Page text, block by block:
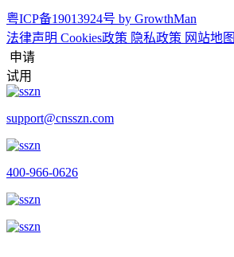
粤ICP备19013924号 by GrowthMan
法律声明 Cookies政策 隐私政策 网站地图
申请
试用
support@cnsszn.com
400-966-0626